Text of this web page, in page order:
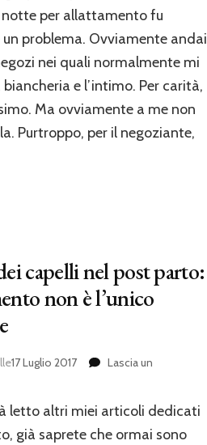
per allattamento fu
problema. Ovviamente andai
nei quali normalmente mi
biancheria e l’intimo. Per carità,
Ma ovviamente a me non
Purtroppo, per il negoziante,
capelli nel post parto:
non è l’unico
17 Luglio 2017
Lascia un
letto altri miei articoli dedicati
già saprete che ormai sono